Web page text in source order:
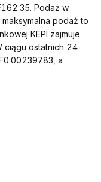
Podaż w
podaż to
KEPI zajmuje
ciągu ostatnich 24
a